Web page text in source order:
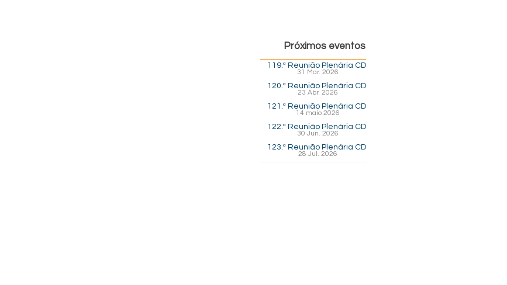
Próximos eventos
119.ª Reunião Plenária CD
31 Mar. 2026
120.ª Reunião Plenária CD
23 Abr. 2026
121.ª Reunião Plenária CD
14 maio 2026
122.ª Reunião Plenária CD
30 Jun. 2026
123.ª Reunião Plenária CD
28 Jul. 2026